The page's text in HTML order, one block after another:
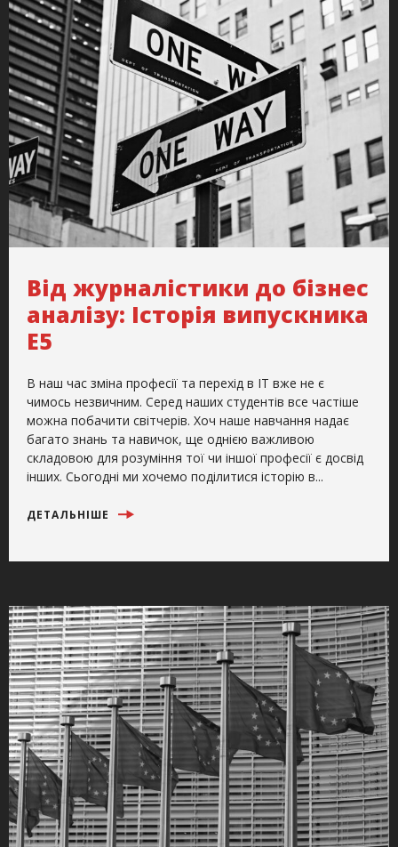
Від журналістики до бізнес
аналізу: Історія випускника
Е5
В наш час зміна професії та перехід в ІТ вже не є
чимось незвичним. Серед наших студентів все частіше
можна побачити світчерів. Хоч наше навчання надає
багато знань та навичок, ще однією важливою
складовою для розуміння тої чи іншої професії є досвід
інших. Сьогодні ми хочемо поділитися історію в...
ДЕТАЛЬНІШЕ